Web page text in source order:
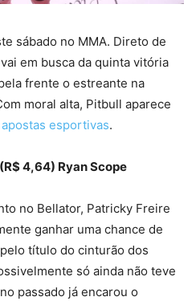
sábado no MMA. Direto de
em busca da quinta vitória
frente o estreante na
moral alta, Pitbull aparece
esportivas.
4,64) Ryan Scope
no Bellator, Patricky Freire
ganhar uma chance de
título do cinturão dos
só ainda não teve
passado já encarou o